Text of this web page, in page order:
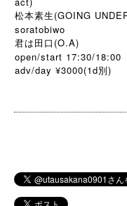
松本素生(GOING
soratobiwo
君は田口(O.A)
open/start 17:30/18:00
adv/day ¥3000(1d別 )